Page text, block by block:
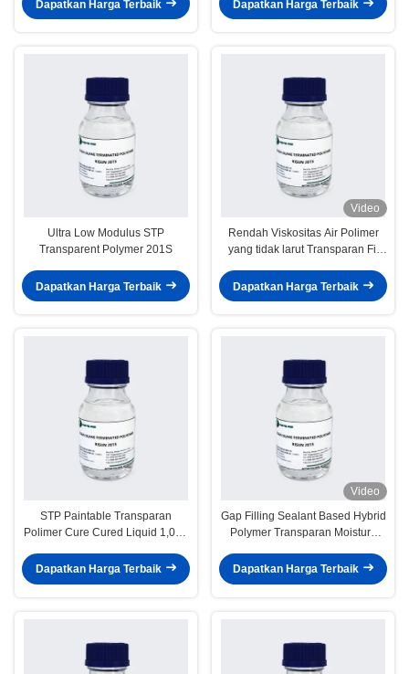
Dapatkan Harga Terbaik
Dapatkan Harga Terbaik
Ultra Low Modulus STP
Transparent Polymer 201S
Dapatkan Harga Terbaik
Video
Rendah Viskositas Air Polimer
yang tidak larut Transparan Fit
Dapatkan Harga Terbaik
STP Paintable Transparan
Polimer Cure Cured Liquid 1,005
Dapatkan Harga Terbaik
Video
Gap Filling Sealant Based Hybrid
Polymer Transparan Moisture
Dapatkan Harga Terbaik